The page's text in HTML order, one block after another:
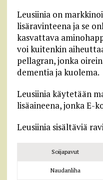
Leusiinia on
lisäravinteena ja se
kasvattava
voi kuitenkin
pellagran, jonka
dementia ja kuolema.
Leusiinia käytetään
lisäaineena, jonka E-
Leusiinia sisältäviä
Soijapavut
Naudanliha